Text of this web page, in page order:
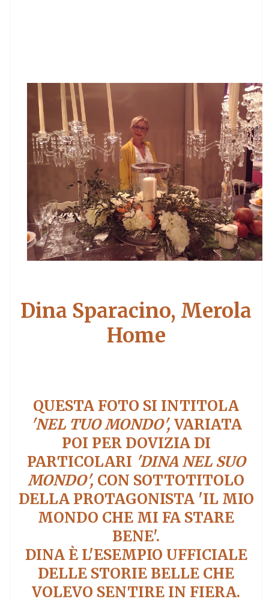
Dina Sparacino, Merola
Home
QUESTA FOTO SI INTITOLA
'NEL TUO MONDO', VARIATA
POI PER DOVIZIA DI
PARTICOLARI 'DINA NEL SUO
MONDO', CON SOTTOTITOLO
DELLA PROTAGONISTA 'IL MIO
MONDO CHE MI FA STARE
BENE'.
DINA È L'ESEMPIO UFFICIALE
DELLE STORIE BELLE CHE
VOLEVO SENTIRE IN FIERA.